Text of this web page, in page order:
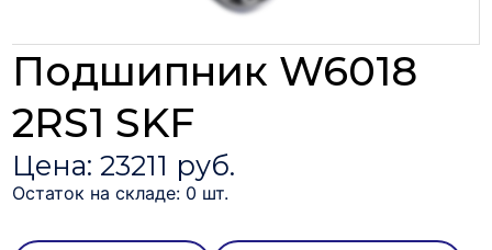
Подшипник W6018
2RS1 SKF
Цена: 23211 руб.
Остаток на складе: 0 шт.